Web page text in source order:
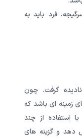
فرد باید به
گرفت. چون
زمینه ای باشد که
استفاده از چند
دهد و گزینه های